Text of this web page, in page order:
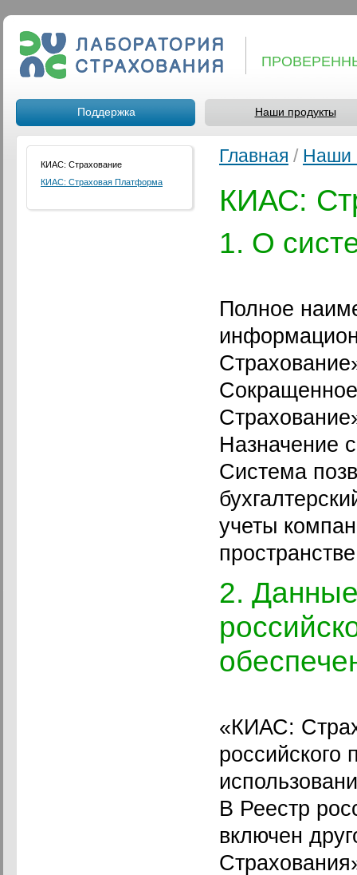
Поддержка Наши продукты
КИАС: Страхование
КИАС: Страховая Платформа
Главная / Наши
КИАС:
1. О
Полное
Назначение
Система
учеты
2.
«КИАС:
российского
В Реестр
включен